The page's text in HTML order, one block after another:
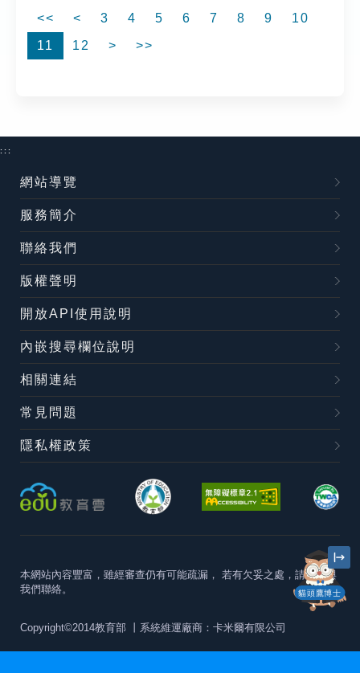
<< < 3 4 5 6 7 8 9
10
11
12 > >>
貓頭鷹博士
:::
網站導覽
服務簡介
聯絡我們
版權聲明
開放API使用說明
內嵌搜尋欄位說明
相關連結
常見問題
隱私權政策
本網站內容豐富，雖經審查仍有可能疏漏， 若有欠妥之處，請隨時與
我們聯絡。
Copyright©2014教育部 丨系統維運廠商：卡米爾有限公司